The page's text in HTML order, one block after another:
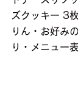
ズクッキー 3
りん・お好み
り・メニュー